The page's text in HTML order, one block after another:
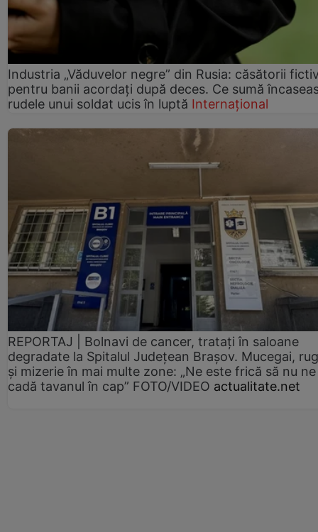
Industria „Văduvelor negre” din Rusia: căsătorii
pentru banii acordați după deces. Ce sumă
rudele unui soldat ucis în luptă Internațional
REPORTAJ | Bolnavi de cancer, tratați în saloane
degradate la Spitalul Județean Brașov. Mucegai,
și mizerie în mai multe zone: „Ne este frică să nu ne
cadă tavanul în cap” FOTO/VIDEO actualitate.net